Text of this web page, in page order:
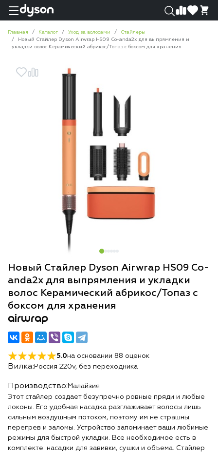
Главная Каталог Уход за волосами
Стайлеры
Новый Стайлер Dyson Airwrap HS09 Co-anda2x для выпрямления и
укладки волос Керамический абрикос/Топаз с боксом для хранения
Новый Стайлер Dyson Airwrap HS09 Co-
anda2x для выпрямления и укладки
волос Керамический абрикос/Топаз с
боксом для хранения
airwrap
5.0на основании 88 оценок
Вилка: Россия 220v, без переходника
Производство: Малайзия
Этот стайлер создает безупречно ровные пряди и любые
локоны. Его удобная насадка разглаживает волосы лишь
сильным воздушным потоком, поэтому им не страшны
перегрев и заломы. Устройство запоминает ваши любимые
режимы для быстрой укладки. Все необходимое есть в
комплекте: насадки для завивки, сушки и объема. Стайлер